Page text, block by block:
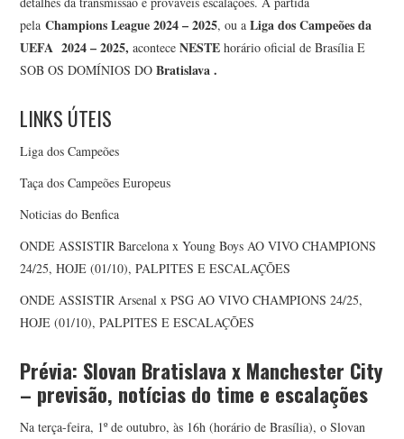
pelaChampions League 2024 – 2025, ou a Liga dos Campeões da
UEFA 2024 – 2025, acontece NESTEhorário oficial de Brasília E
SOB OS DOMÍNIOS DO Bratislava.
LINKS ÚTEIS
Liga dos Campeões
Taça dos Campeões Europeus
Noticias do Benfica
ONDE ASSISTIR Barcelona x Young Boys AO VIVO CHAMPIONS
24/25, HOJE (01/10), PALPITES E ESCALAÇÕES
ONDE ASSISTIR Arsenal x PSG AO VIVO CHAMPIONS 24/25,
HOJE (01/10), PALPITES E ESCALAÇÕES
Prévia: Slovan Bratislava x Manchester City
– previsão, notícias do time e escalações
Na terça-feira, 1º de outubro, às 16h (horário de Brasília), o Slovan